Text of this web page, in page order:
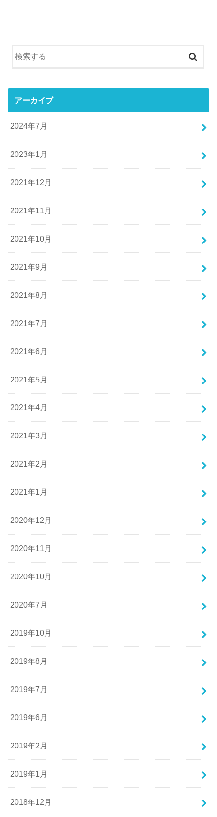
アーカイブ
2024年7月
2023年1月
2021年12月
2021年11月
2021年10月
2021年9月
2021年8月
2021年7月
2021年6月
2021年5月
2021年4月
2021年3月
2021年2月
2021年1月
2020年12月
2020年11月
2020年10月
2020年7月
2019年10月
2019年8月
2019年7月
2019年6月
2019年2月
2019年1月
2018年12月